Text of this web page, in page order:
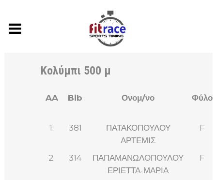
Κολύμπι 500 μ
AA Bib Ονομ/νο Φύλο
1. 381
ΠΑΤΑΚΟΠΟΥΛΟΥ
ΑΡΤΕΜΙΣ
F
2. 314
ΠΑΠΑΜΑΝΩΛΟΠΟΥΛΟΥ
ΕΡΙΕΤΤΑ-ΜΑΡΙΑ
F